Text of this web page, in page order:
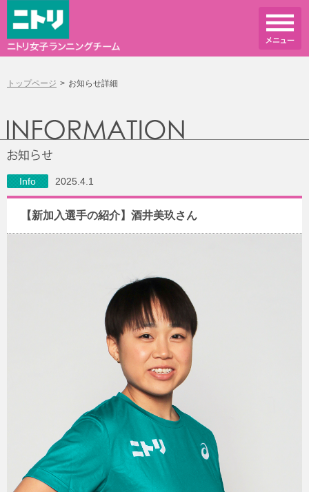
トップページ お知らせ詳細
Info 2025.4.1
【新加入選手の紹介】酒井美玖さん